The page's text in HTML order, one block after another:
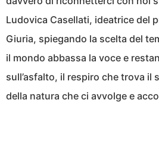
Ludovica Casellati, ideatrice del
Giuria, spiegando la scelta del
il mondo abbassa la voce e
sull’asfalto, il respiro che trova il
della natura che ci avvolge e